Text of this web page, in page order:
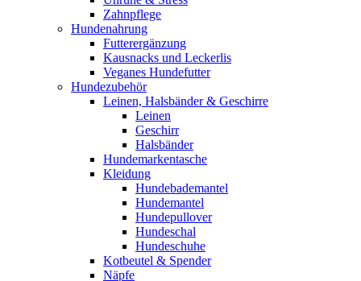
Zahnpflege
Hundenahrung
Futterergänzung
Kausnacks und Leckerlis
Veganes Hundefutter
Hundezubehör
Leinen, Halsbänder & Geschirre
Leinen
Geschirr
Halsbänder
Hundemarkentasche
Kleidung
Hundebademantel
Hundemantel
Hundepullover
Hundeschal
Hundeschuhe
Kotbeutel & Spender
Näpfe